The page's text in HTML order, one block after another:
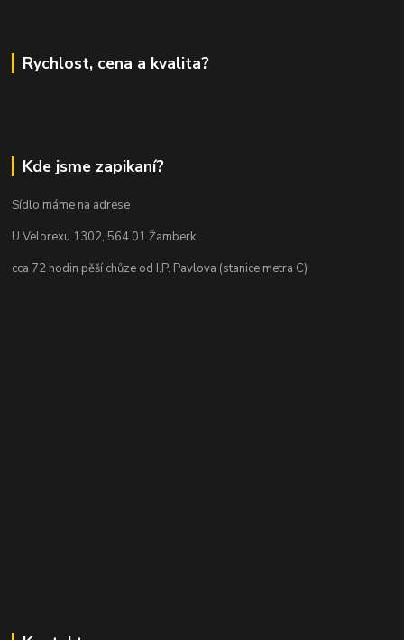
Rychlost, cena a kvalita?
Kde jsme zapikaní?
Sídlo máme na adrese
U Velorexu 1302, 564 01 Žamberk
cca 72 hodin pěší chůze od I.P. Pavlova (stanice metra C)